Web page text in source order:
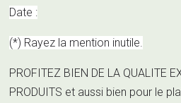
Date :
(*) Rayez la mention inutile.
PROFITEZ BIEN DE LA QUALITE
PRODUITS et aussi bien pour le